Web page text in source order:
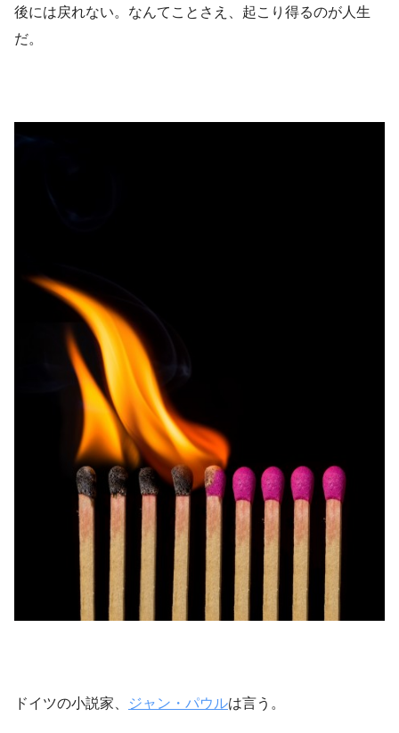
後には戻れない。なんてことさえ、起こり得るのが人生
だ。
ドイツの小説家、 ジャン・パウルは言う。